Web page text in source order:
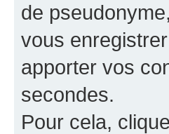
de
vous
apporter vos
secondes.
Pour cela,